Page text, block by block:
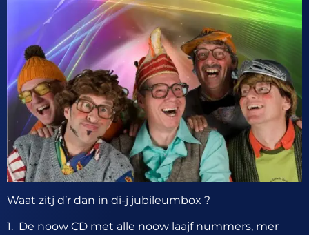
Waat zitj d’r dan in di-j jubileumbox ?
1. De noow CD met alle noow laajf nummers, mer